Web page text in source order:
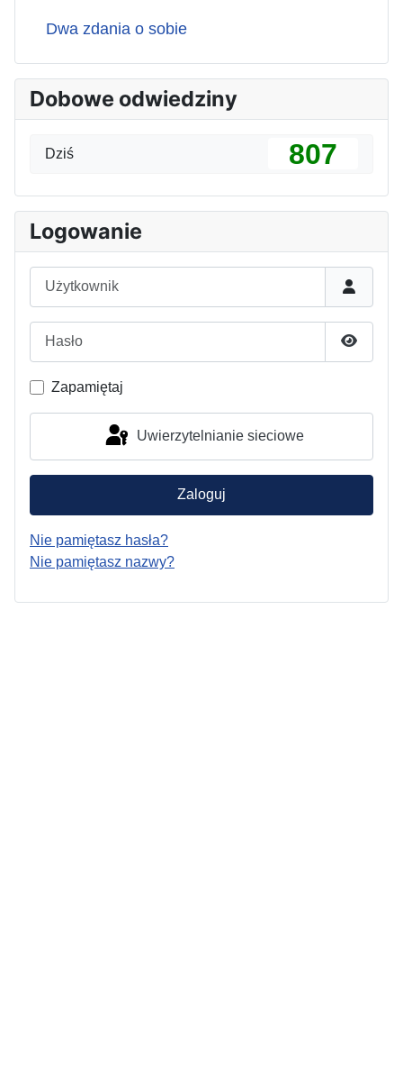
Dwa zdania o sobie
Dobowe odwiedziny
Dziś 807
Logowanie
Pokaż
Zapamiętaj
Uwierzytelnianie sieciowe
Zaloguj
Nie pamiętasz hasła?
Nie pamiętasz nazwy?